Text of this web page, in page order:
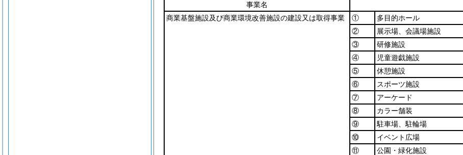
事業名
商業基盤施設及び商業環境改善施設の建設又は取得事業
①
多目的ホール
②
展示場、会議場施設
③
研修施設
④
児童遊戯施設
⑤
休憩施設
⑥
スポーツ施設
⑦
アーケード
⑧
カラー舗装
⑨
駐車場、駐輪場
⑩
イベント広場
⑪
公園・緑化施設